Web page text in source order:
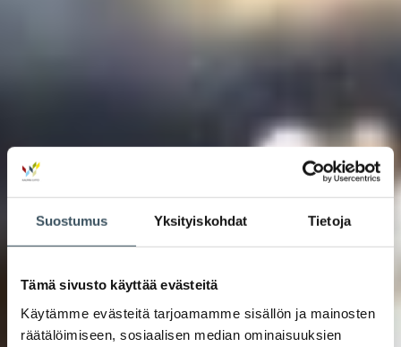
Suostumus Yksityiskohdat Tietoja
Tämä sivusto käyttää evästeitä
Käytämme evästeitä tarjoamamme sisällön ja mainosten
räätälöimiseen, sosiaalisen median ominaisuuksien